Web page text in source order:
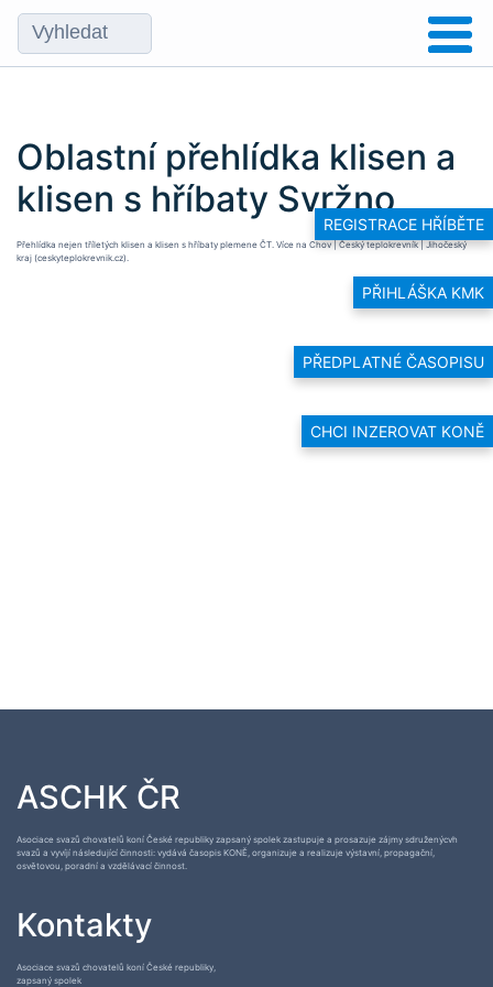
REGISTRACE HŘÍBĚTE
PŘIHLÁŠKA KMK
PŘEDPLATNÉ ČASOPISU
CHCI INZEROVAT KONĚ
Oblastní přehlídka klisen a
klisen s hříbaty Svržno
Přehlídka nejen tříletých klisen a klisen s hříbaty plemene ČT. Více na Chov | Český teplokrevník | Jihočeský
kraj (ceskyteplokrevnik.cz).
ASCHK ČR
Asociace svazů chovatelů koní České republiky zapsaný spolek zastupuje a prosazuje zájmy sdruženýcvh
svazů a vyvíjí následující činnosti: vydává časopis KONĚ, organizuje a realizuje výstavní, propagační,
osvětovou, poradní a vzdělávací činnost.
Kontakty
Asociace svazů chovatelů koní České republiky,
zapsaný spolek